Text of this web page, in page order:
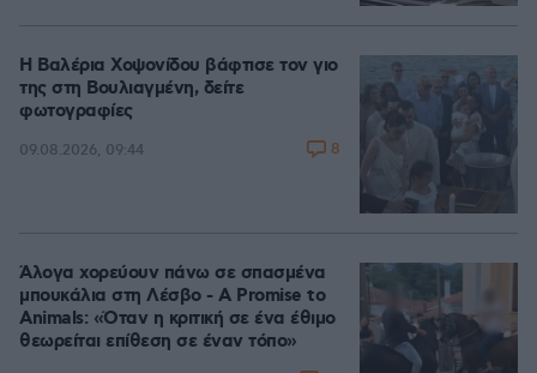
Η Βαλέρια Χοψονίδου βάφτισε τον γιο
της στη Βουλιαγμένη, δείτε
φωτογραφίες
09.08.2026, 09:44 8
Άλογα χορεύουν πάνω σε σπασμένα
μπουκάλια στη Λέσβο - A Promise to
Animals: «Όταν η κριτική σε ένα έθιμο
θεωρείται επίθεση σε έναν τόπο»